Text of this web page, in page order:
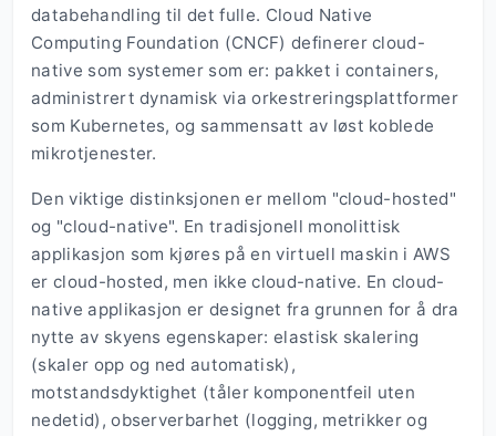
databehandling til det fulle. Cloud Native
Computing Foundation (CNCF) definerer cloud-
native som systemer som er: pakket i containers,
administrert dynamisk via orkestreringsplattformer
som Kubernetes, og sammensatt av løst koblede
mikrotjenester.
Den viktige distinksjonen er mellom "cloud-hosted"
og "cloud-native". En tradisjonell monolittisk
applikasjon som kjøres på en virtuell maskin i AWS
er cloud-hosted, men ikke cloud-native. En cloud-
native applikasjon er designet fra grunnen for å dra
nytte av skyens egenskaper: elastisk skalering
(skaler opp og ned automatisk),
motstandsdyktighet (tåler komponentfeil uten
nedetid), observerbarhet (logging, metrikker og